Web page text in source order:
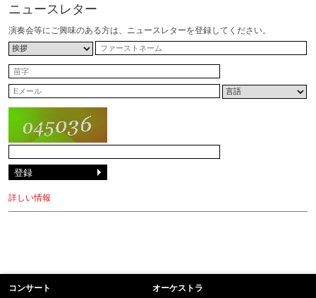
ニュースレター
演奏会等にご興味のある方は、ニュースレターを登録してください。
詳しい情報
コンサート オーケストラ